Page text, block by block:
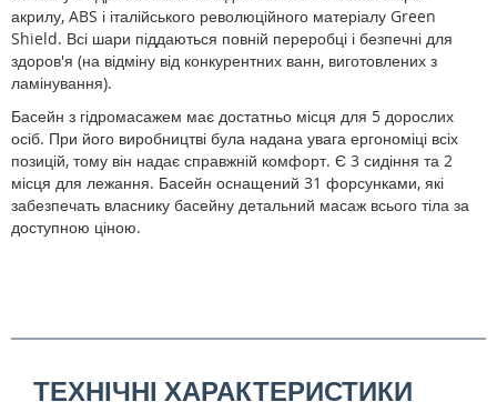
акрилу, ABS і італійського революційного матеріалу Green
Shield. Всі шари піддаються повній переробці і безпечні для
здоров'я (на відміну від конкурентних ванн, виготовлених з
ламінування).
Басейн з гідромасажем має достатньо місця для 5 дорослих
осіб. При його виробництві була надана увага ергономіці всіх
позицій, тому він надає справжній комфорт. Є 3 сидіння та 2
місця для лежання. Басейн оснащений 31 форсунками, які
забезпечать власнику басейну детальний масаж всього тіла за
доступною ціною.
ТЕХНІЧНІ ХАРАКТЕРИСТИКИ